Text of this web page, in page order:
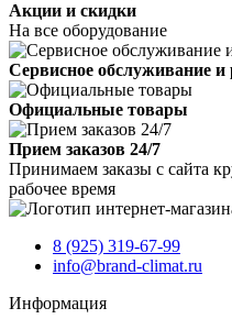
Акции и скидки
На все оборудование
Сервисное обслуживание и
Официальные товары
Прием заказов 24/7
Принимаем заказы с сайта
рабочее время
8 (925) 319-67-99
info@brand-climat.ru
Информация